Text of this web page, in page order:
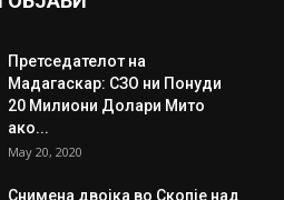
Претседателот на
Мадагаскар: СЗО ни Понуди
20 Милиони Долари Мито
ако...
May 20, 2020
Снимена двојка во Скопје над